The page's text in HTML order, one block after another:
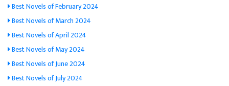
Best Novels of February 2024
Best Novels of March 2024
Best Novels of April 2024
Best Novels of May 2024
Best Novels of June 2024
Best Novels of July 2024